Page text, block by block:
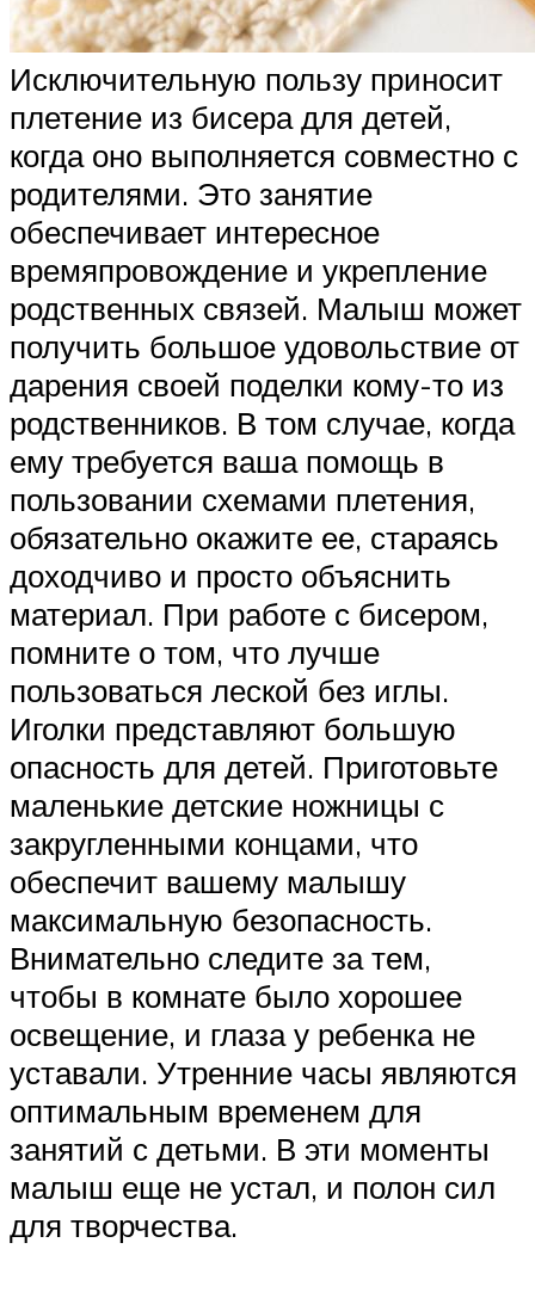
Исключительную пользу приносит
плетение из бисера для детей,
когда оно выполняется совместно с
родителями. Это занятие
обеспечивает интересное
времяпровождение и укрепление
родственных связей. Малыш может
получить большое удовольствие от
дарения своей поделки кому-то из
родственников. В том случае, когда
ему требуется ваша помощь в
пользовании схемами плетения,
обязательно окажите ее, стараясь
доходчиво и просто объяснить
материал. При работе с бисером,
помните о том, что лучше
пользоваться леской без иглы.
Иголки представляют большую
опасность для детей. Приготовьте
маленькие детские ножницы с
закругленными концами, что
обеспечит вашему малышу
максимальную безопасность.
Внимательно следите за тем,
чтобы в комнате было хорошее
освещение, и глаза у ребенка не
уставали. Утренние часы являются
оптимальным временем для
занятий с детьми. В эти моменты
малыш еще не устал, и полон сил
для творчества.